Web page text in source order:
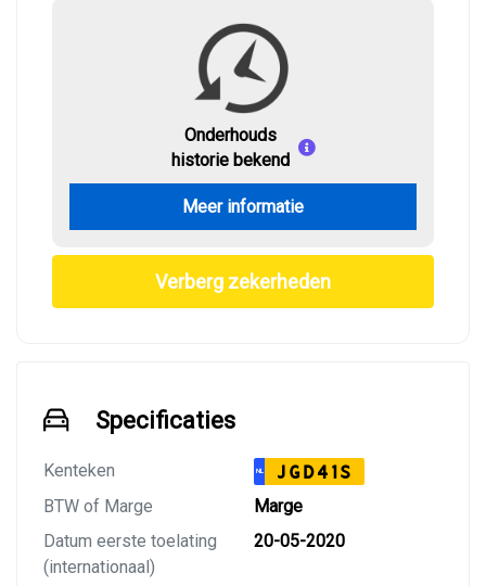
Onderhouds
historie bekend
Meer informatie
Verberg zekerheden
Specificaties
Kenteken NL JGD41S
BTW of Marge
Marge
Datum eerste toelating
(internationaal)
20-05-2020